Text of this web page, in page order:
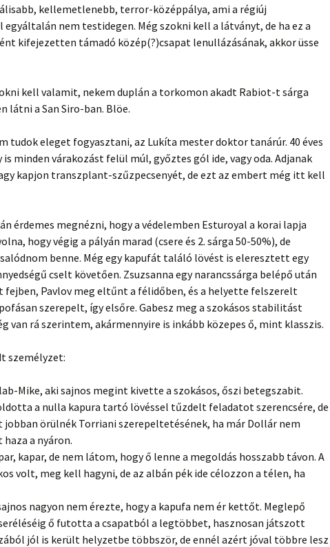
kellemetlenebb, terror-középpálya, ami a régiúj
nem testidegen. Még szokni kell a látványt, de ha ez a
kifejezetten támadó közép(?)csapat lenullázásának, akkor üsse
kell valamit, nekem duplán a torkomon akadt Rabiot-t sárga
látni a San Siro-ban. Blöe.
tudok eleget fogyasztani, az Lukíta mester doktor tanárúr. 40 éves
is minden várakozást felül múl, győztes gól ide, vagy oda. Adjanak
kapjon transzplant-szűzpecsenyét, de ezt az embert még itt kell
érdemes megnézni, hogy a védelemben Esturoyal a korai lapja
hogy végig a pályán marad (csere és 2. sárga 50-50%), de
benne. Még egy kapufát találó lövést is eleresztett egy
cselt követően. Zsuzsanna egy narancssárga belépő után
fejben, Pavlov meg eltűnt a félidőben, és a helyette felszerelt
szerepelt, így elsőre. Gabesz meg a szokásos stabilitást
van rá szerintem, akármennyire is inkább közepes ő, mint klasszis.
személyzet:
Mike, aki sajnos megint kivette a szokásos, őszi betegszabit.
a nulla kapura tartó lövéssel tűzdelt feladatot szerencsére, de
jobban örülnék Torriani szerepeltetésének, ha már Dollár nem
a nyáron.
kapar, de nem látom, hogy ő lenne a megoldás hosszabb távon. A
volt, meg kell hagyni, de az albán pék ide célozzon a télen, ha
nagyon nem érezte, hogy a kapufa nem ér kettőt. Meglepő
ő futotta a csapatból a legtöbbet, hasznosan játszott
jól is került helyzetbe többször, de ennél azért jóval többre lesz